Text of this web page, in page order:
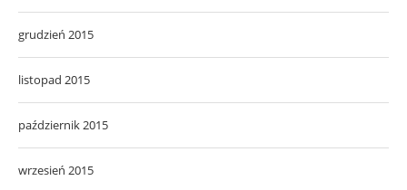
październik 2015
wrzesień 2015
sierpień 2015
lipiec 2015